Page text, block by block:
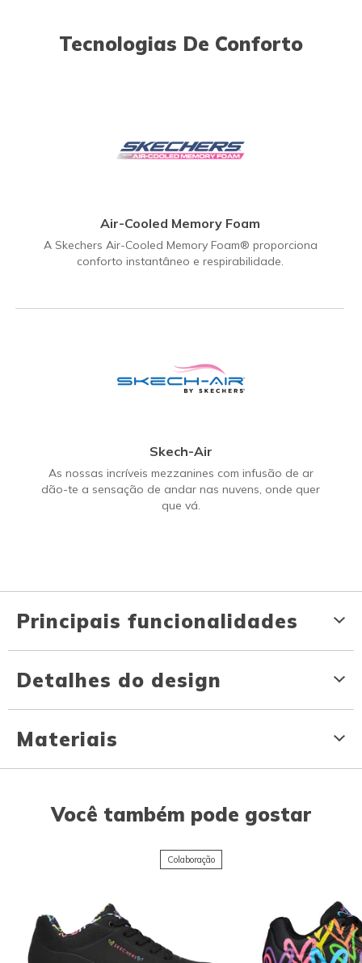
Tecnologias De Conforto
Air-Cooled Memory Foam
A Skechers Air-Cooled Memory Foam® proporciona
conforto instantâneo e respirabilidade.
Skech-Air
As nossas incríveis mezzanines com infusão de ar
dão-te a sensação de andar nas nuvens, onde quer
que vá.
Principais funcionalidades
Detalhes do design
Materiais
Você também pode gostar
Colaboração